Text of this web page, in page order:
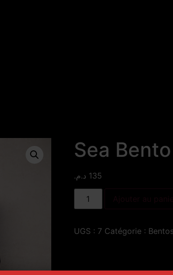
Sea Bento
135 د.م.
UGS : 7 Catégorie :